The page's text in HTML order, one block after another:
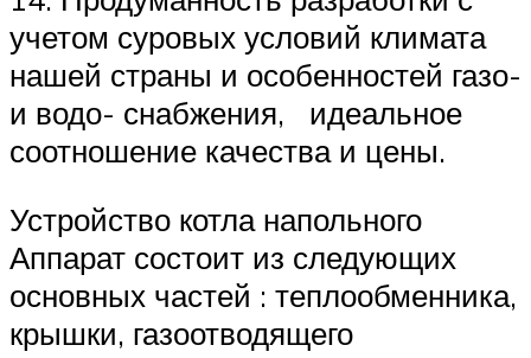
учетом суровых условий климата
нашей страны и особенностей газо-
и водо- снабжения, идеальное
соотношение качества и цены.
Устройство котла напольного
Аппарат состоит из следующих
основных частей : теплообменника,
крышки, газоотводящего